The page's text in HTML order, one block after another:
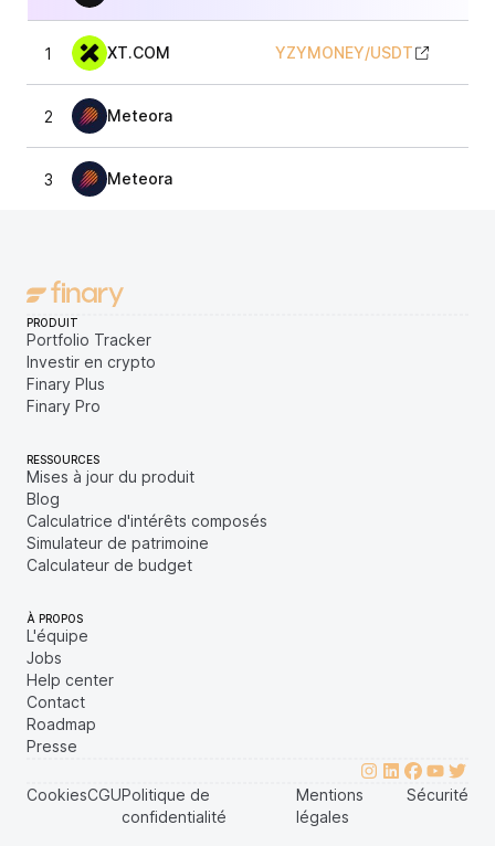
1 XT.COM YZYMONEY/USDT
2 Meteora
3 Meteora
PRODUIT
Portfolio Tracker
Investir en crypto
Finary Plus
Finary Pro
RESSOURCES
Mises à jour du produit
Blog
Calculatrice d'intérêts composés
Simulateur de patrimoine
Calculateur de budget
À PROPOS
L'équipe
Jobs
Help center
Contact
Roadmap
Presse
CookiesCGUPolitique de
confidentialité
Mentions
légales
Sécurité